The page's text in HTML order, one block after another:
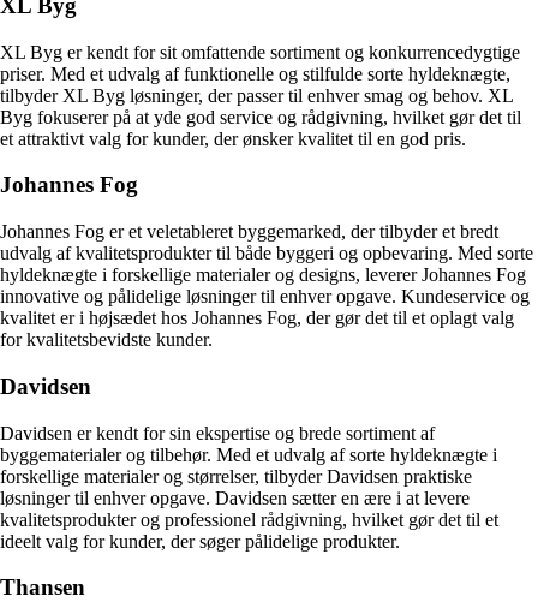
XL Byg
XL Byg er kendt for sit omfattende sortiment og konkurrencedygtige
priser. Med et udvalg af funktionelle og stilfulde sorte hyldeknægte,
tilbyder XL Byg løsninger, der passer til enhver smag og behov. XL
Byg fokuserer på at yde god service og rådgivning, hvilket gør det til
et attraktivt valg for kunder, der ønsker kvalitet til en god pris.
Johannes Fog
Johannes Fog er et veletableret byggemarked, der tilbyder et bredt
udvalg af kvalitetsprodukter til både byggeri og opbevaring. Med sorte
hyldeknægte i forskellige materialer og designs, leverer Johannes Fog
innovative og pålidelige løsninger til enhver opgave. Kundeservice og
kvalitet er i højsædet hos Johannes Fog, der gør det til et oplagt valg
for kvalitetsbevidste kunder.
Davidsen
Davidsen er kendt for sin ekspertise og brede sortiment af
byggematerialer og tilbehør. Med et udvalg af sorte hyldeknægte i
forskellige materialer og størrelser, tilbyder Davidsen praktiske
løsninger til enhver opgave. Davidsen sætter en ære i at levere
kvalitetsprodukter og professionel rådgivning, hvilket gør det til et
ideelt valg for kunder, der søger pålidelige produkter.
Thansen